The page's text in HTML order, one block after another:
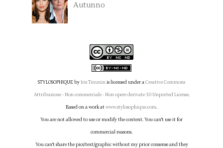
Autunno
STYLOSOPHIQUEbyIris Tinuninis licensed under aCreative Commons
Attribuzione - Non commerciale - Non opere derivate 3.0 Unported License.
Based on a work atwww.stylosophique.com.
You are not allowed to use or modify the content. You can't use it for
commercial reasons.
You can't share the pics/text/graphic without my prior consense and they